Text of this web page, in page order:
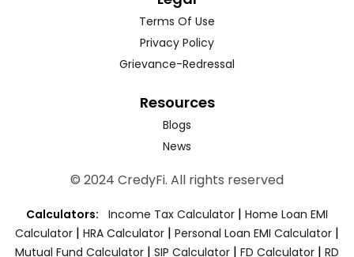
Terms Of Use
Privacy Policy
Grievance-Redressal
Resources
Blogs
News
© 2024 CredyFi. All rights reserved
Calculators: Income Tax Calculator | Home Loan EMI
Calculator | HRA Calculator | Personal Loan EMI Calculator |
Mutual Fund Calculator | SIP Calculator | FD Calculator | RD